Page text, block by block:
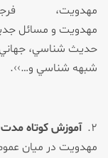
مهدويت، فرجام
مهدويت و مسائل
حديث شناسي،
شبهه شناسي و…››.
۲. آموزش كوتاه
مهدويت در ميان